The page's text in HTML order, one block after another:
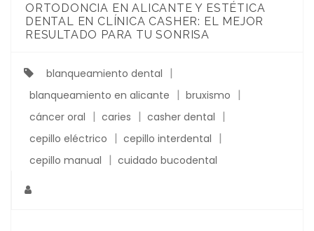
ORTODONCIA EN ALICANTE Y ESTÉTICA
DENTAL EN CLÍNICA CASHER: EL MEJOR
RESULTADO PARA TU SONRISA
blanqueamiento dental
blanqueamiento en alicante
bruxismo
cáncer oral
caries
casher dental
cepillo eléctrico
cepillo interdental
cepillo manual
cuidado bucodental